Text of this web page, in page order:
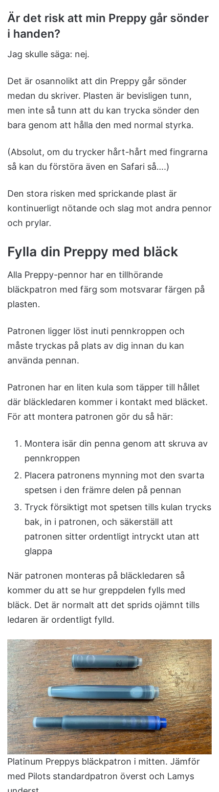
Är det risk att min Preppy går sönder
i handen?
Jag skulle säga: nej.
Det är osannolikt att din Preppy går sönder
medan du skriver. Plasten är bevisligen tunn,
men inte så tunn att du kan trycka sönder den
bara genom att hålla den med normal styrka.
(Absolut, om du trycker hårt-hårt med fingrarna
så kan du förstöra även en Safari så….)
Den stora risken med sprickande plast är
kontinuerligt nötande och slag mot andra pennor
och prylar.
Fylla din Preppy med bläck
Alla Preppy-pennor har en tillhörande
bläckpatron med färg som motsvarar färgen på
plasten.
Patronen ligger löst inuti pennkroppen och
måste tryckas på plats av dig innan du kan
använda pennan.
Patronen har en liten kula som täpper till hållet
där bläckledaren kommer i kontakt med bläcket.
För att montera patronen gör du så här:
Montera isär din penna genom att skruva av
pennkroppen
Placera patronens mynning mot den svarta
spetsen i den främre delen på pennan
Tryck försiktigt mot spetsen tills kulan trycks
bak, in i patronen, och säkerställ att
patronen sitter ordentligt intryckt utan att
glappa
När patronen monteras på bläckledaren så
kommer du att se hur greppdelen fylls med
bläck. Det är normalt att det sprids ojämnt tills
ledaren är ordentligt fylld.
Platinum Preppys bläckpatron i mitten. Jämför
med Pilots standardpatron överst och Lamys